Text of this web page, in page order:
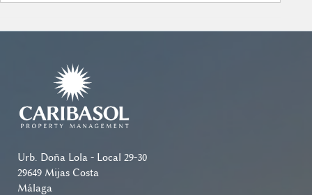
Urb. Doña Lola - Local 29-30
29649 Mijas Costa
Málaga